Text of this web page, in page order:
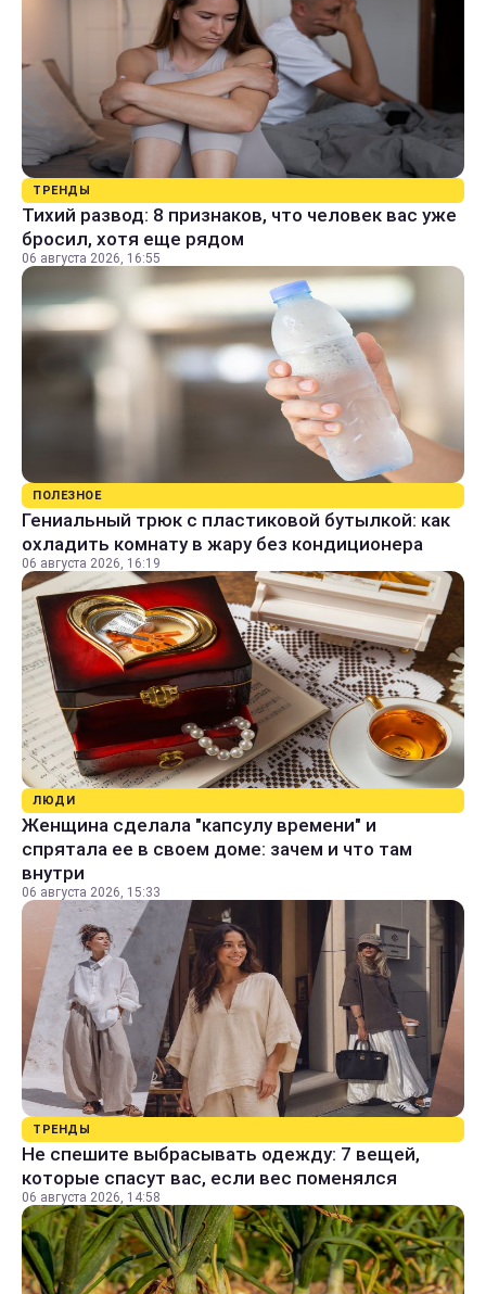
ТРЕНДЫ
Тихий развод: 8 признаков, что человек вас уже
бросил, хотя еще рядом
06 августа 2026, 16:55
ПОЛЕЗНОЕ
Гениальный трюк с пластиковой бутылкой: как
охладить комнату в жару без кондиционера
06 августа 2026, 16:19
ЛЮДИ
Женщина сделала "капсулу времени" и
спрятала ее в своем доме: зачем и что там
внутри
06 августа 2026, 15:33
ТРЕНДЫ
Не спешите выбрасывать одежду: 7 вещей,
которые спасут вас, если вес поменялся
06 августа 2026, 14:58